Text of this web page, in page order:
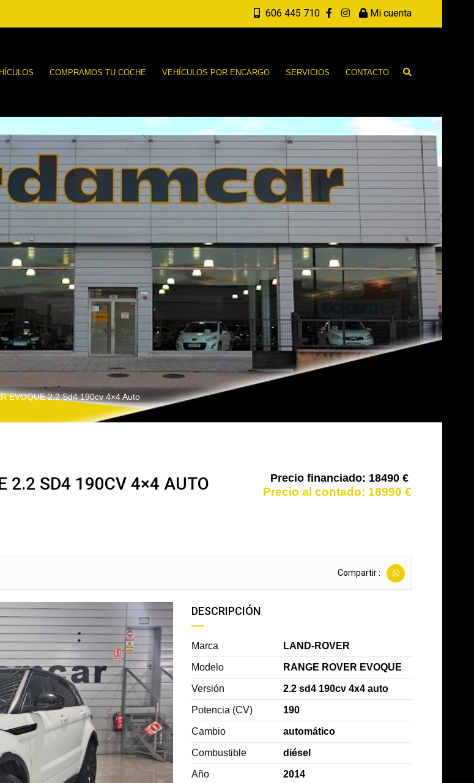
606 445 710 Mi cuenta
COMPRAMOS TU COCHE VEHÍCULOS POR ENCARGO SERVICIOS CONTACTO
EVOQUE 2.2 Sd4 190cv 4×4 Auto
2.2 SD4 190CV 4×4 AUTO 18490 €
18990 €
Compartir :
DESCRIPCIÓN
Marca LAND-ROVER
Modelo RANGE ROVER EVOQUE
Versión 2.2 sd4 190cv 4x4 auto
Potencia (CV) 190
Cambio automático
Combustible diésel
Año 2014